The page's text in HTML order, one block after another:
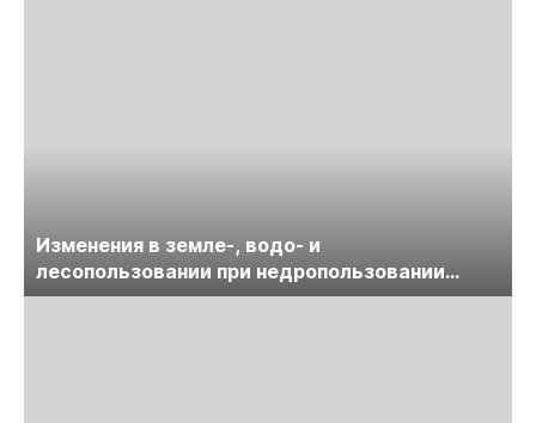
Изменения в земле-, водо- и
лесопользовании при недропользовании
обсудят на семинаре «ПравоТЭК»